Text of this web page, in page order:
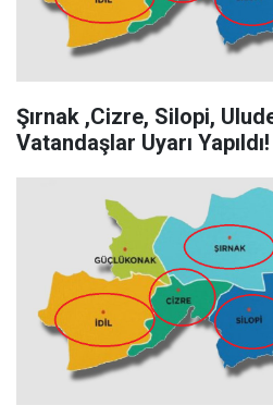
Şırnak ,Cizre, Silopi,
Vatandaşlar Uyarı